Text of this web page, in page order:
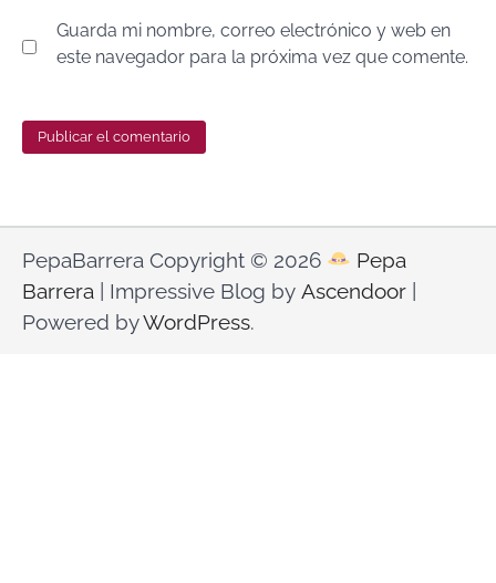
Guarda mi nombre, correo electrónico y web en
este navegador para la próxima vez que comente.
PepaBarrera Copyright © 2026
Pepa
Barrera | Impressive Blog by Ascendoor
Powered byWordPress.